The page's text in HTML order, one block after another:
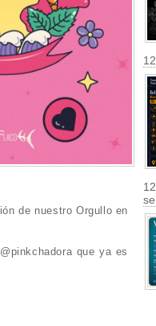
de nuestro Orgullo en
que ya es